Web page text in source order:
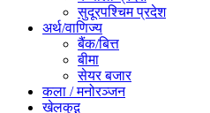
सुदूरपश्चिम प्रदेश
अर्थ/वाणिज्य
बैंक/बित्त
बीमा
सेयर बजार
कला / मनोरञ्जन
खेलकुद़़